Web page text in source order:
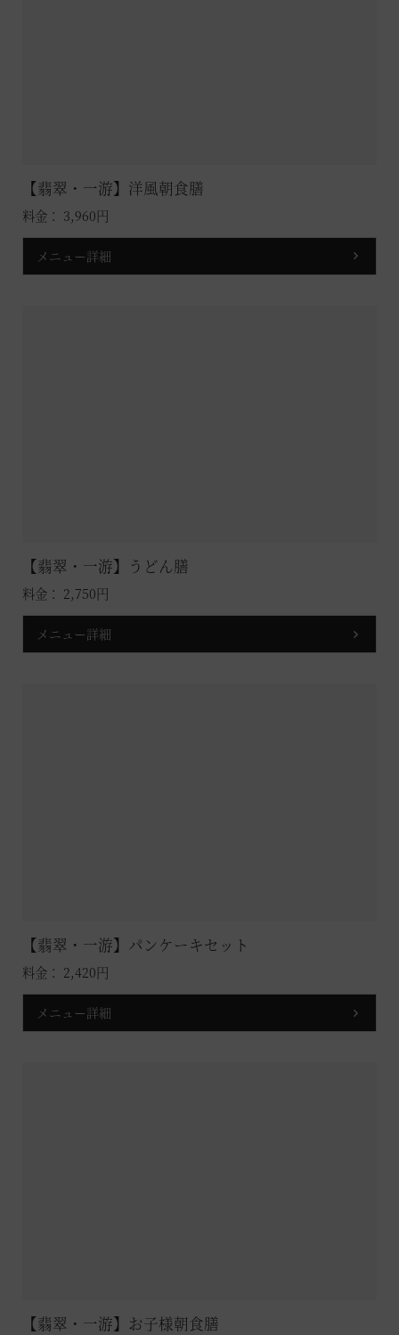
【翡翠・一游】洋風朝食膳
料金： 3,960円
メニュー詳細
【翡翠・一游】うどん膳
料金： 2,750円
メニュー詳細
【翡翠・一游】パンケーキセット
料金： 2,420円
メニュー詳細
【翡翠・一游】お子様朝食膳